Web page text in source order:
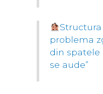
Structura
problema
din spatele
se aude”